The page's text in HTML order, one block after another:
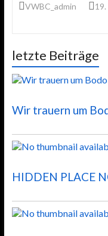
VWBC_admin
letzte Beiträge
Wir trauern um
HIDDEN PLACE